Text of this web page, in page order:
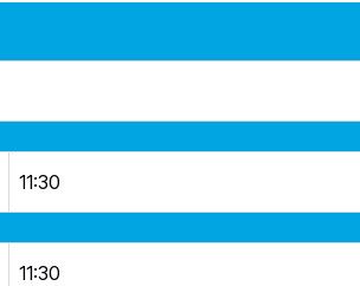
11:30
11:30